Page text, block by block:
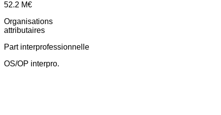
52.2 M€
Organisations
attributaires
Part interprofessionnelle
OS/OP interpro.